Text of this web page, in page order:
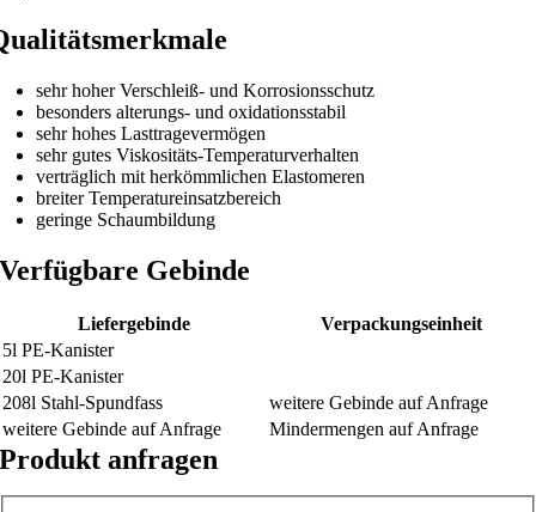
sehr hoher Verschleiß- und Korrosionsschutz
besonders alterungs- und oxidationsstabil
sehr hohes Lasttragevermögen
sehr gutes Viskositäts-Temperaturverhalten
verträglich mit herkömmlichen Elastomeren
breiter Temperatureinsatzbereich
geringe Schaumbildung
Verfügbare Gebinde
Liefergebinde
Verpackungseinheit
5l PE-Kanister
20l PE-Kanister
208l Stahl-Spundfass
weitere Gebinde auf Anfrage
weitere Gebinde auf Anfrage
Mindermengen auf Anfrage
Produkt anfragen